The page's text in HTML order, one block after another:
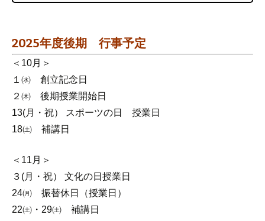
2025年度後期 行事予定
＜10月＞
１㈬ 創立記念日
２㈭ 後期授業開始日
13(月・祝） スポーツの日 授業日
18㈯ 補講日
＜11月＞
３(月・祝） 文化の日授業日
24㈪ 振替休日（授業日）
22㈯・29㈯ 補講日